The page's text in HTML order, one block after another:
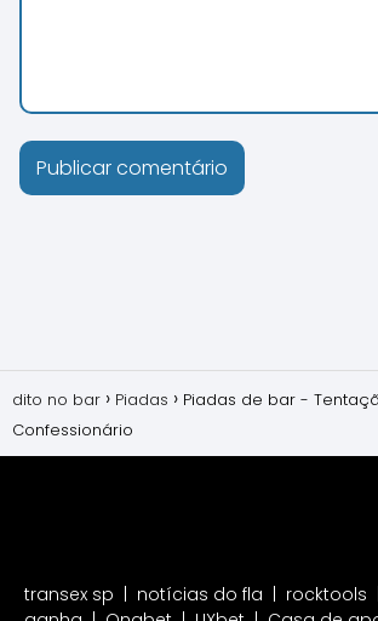
dito no bar Piadas
Piadas de bar -
Confessionário
transex sp | notícias do fla | rocktools